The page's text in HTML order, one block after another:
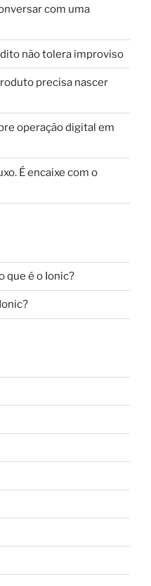
com uma
não tolera improviso
precisa nascer
operação digital em
É encaixe com o
que é o Ionic?